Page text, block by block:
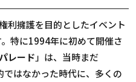
利擁護を目的としたイベント
特に1994年に初めて開催さ
レード 」は、当時まだ
ではなかった時代に、多くの